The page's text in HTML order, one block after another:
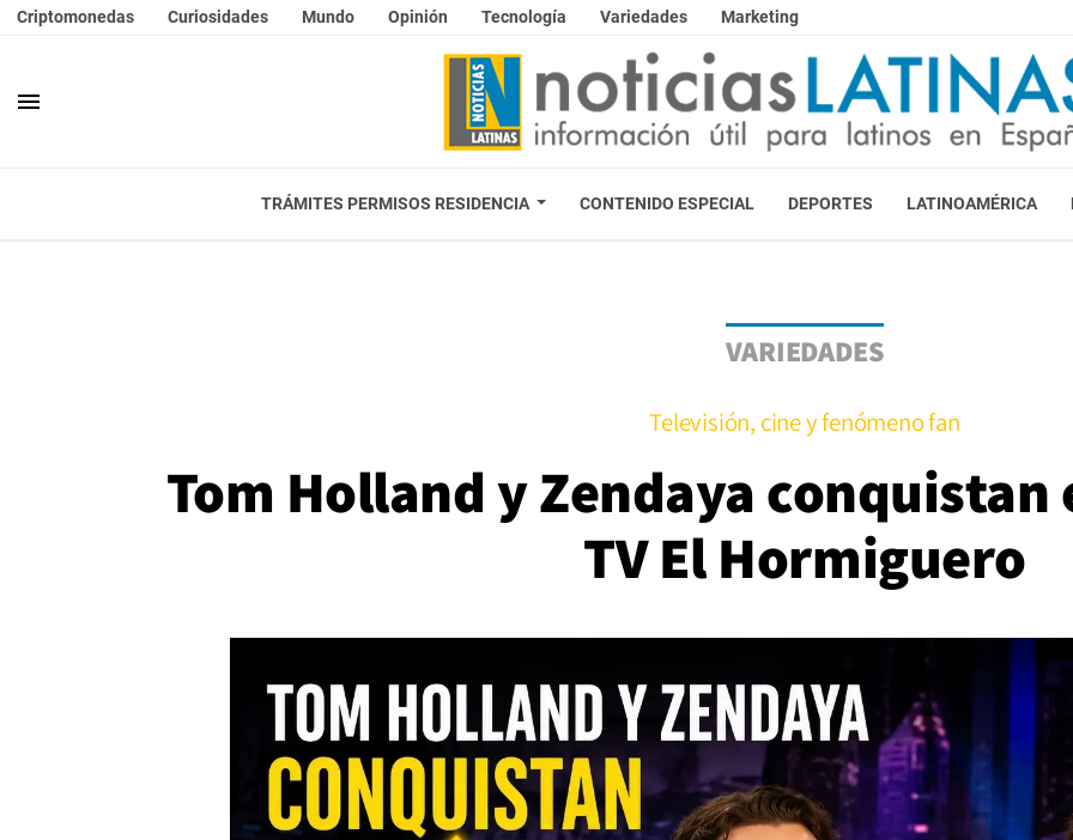
Criptomonedas Curiosidades Mundo Opinión Tecnología Variedades Marketing
menu
TRÁMITES PERMISOS RESIDENCIA CONTENIDO ESPECIAL DEPORTES LATINOAMÉRICA
VARIEDADES
Televisión, cine y fenómeno fan
Tom Holland y Zendaya
TV El Hormiguero